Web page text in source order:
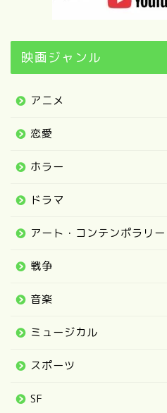
映画ジャンル
アニメ
恋愛
ホラー
ドラマ
アート・コンテンポラリー
戦争
音楽
ミュージカル
スポーツ
SF